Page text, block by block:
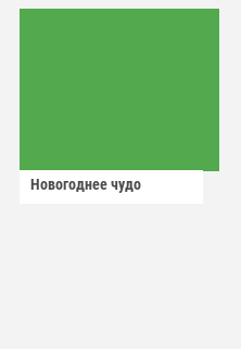
Новогоднее чудо